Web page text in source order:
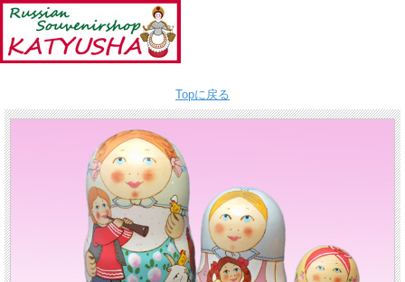
Topに戻る